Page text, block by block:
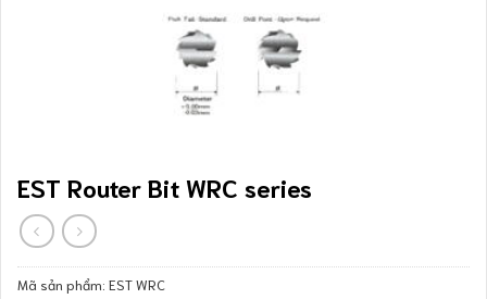
EST Router Bit WRC series
Mã sản phẩm: EST WRC